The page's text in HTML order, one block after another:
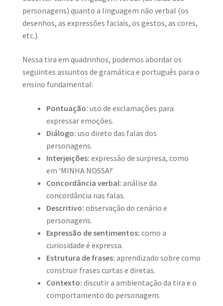
personagens) quanto a linguagem não verbal (os
desenhos, as expressões faciais, os gestos, as cores,
etc.).
Nessa tira em quadrinhos, podemos abordar os
seguintes assuntos de gramática e português para o
ensino fundamental:
Pontuação: uso de exclamações para
expressar emoções.
Diálogo: uso direto das falas dos
personagens.
Interjeições: expressão de surpresa, como
em ‘MINHA NOSSA!’
Concordância verbal: análise da
concordância nas falas.
Descritivo: observação do cenário e
personagens.
Expressão de sentimentos: como a
curiosidade é expressa.
Estrutura de frases: aprendizado sobre como
construir frases curtas e diretas.
Contexto: discutir a ambientação da tira e o
comportamento do personagem.